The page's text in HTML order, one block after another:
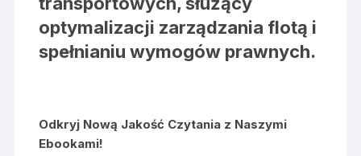
optymalizacji zarządzania flotą i
spełnianiu wymogów prawnych.
Odkryj Nową Jakość Czytania z Naszymi
Ebookami!